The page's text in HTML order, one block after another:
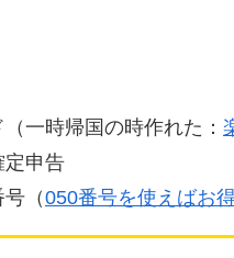
一時帰国の時作れた：
定申告
（050番号を使えばお